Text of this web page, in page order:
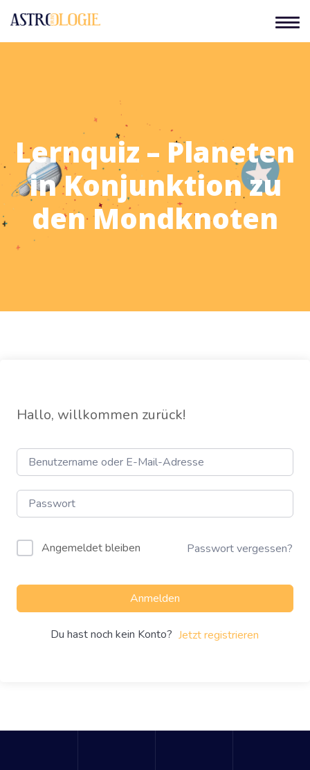
Lernquiz – Planeten
in Konjunktion zu
den Mondknoten
Hallo, willkommen zurück!
Angemeldet bleiben Passwort vergessen?
Anmelden
Du hast noch kein Konto? Jetzt registrieren